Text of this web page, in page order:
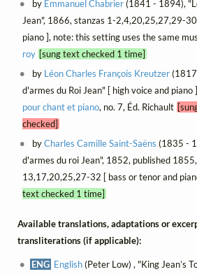
by Emmanuel Chabrier(1841 - 1894),
Jean", 1866, stanzas 1-2,4,20,25,27,29-
piano ], note: this setting uses the same
roy [sung text checked 1 time]
by Léon Charles François Kreutzer
d'armes du Roi Jean" [ high voice and piano
pour chant et piano, no. 7, Éd. Richault
checked]
byCharles Camille Saint-Saëns (1835 -
d'armes du roi Jean", 1852, published
13,17,20,25,27-32 [ bass or tenor and
text checked 1 time]
Available translations, adaptations or
transliterations (if applicable):
ENG English(Peter Low) , "King Jean’s